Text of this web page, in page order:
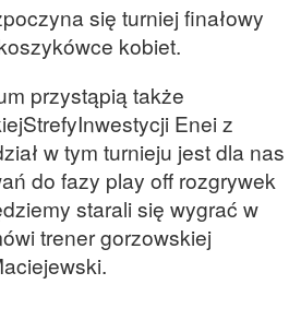
się turniej finałowy
kobiet.
przystąpią także
Enei z
w tym turnieju jest dla nas
do fazy play off rozgrywek
starali się wygrać w
trener gorzowskiej